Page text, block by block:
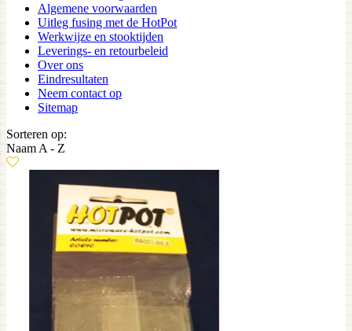
Algemene voorwaarden
Uitleg fusing met de HotPot
Werkwijze en stooktijden
Leverings- en retourbeleid
Over ons
Eindresultaten
Neem contact op
Sitemap
Sorteren op:
Naam A - Z